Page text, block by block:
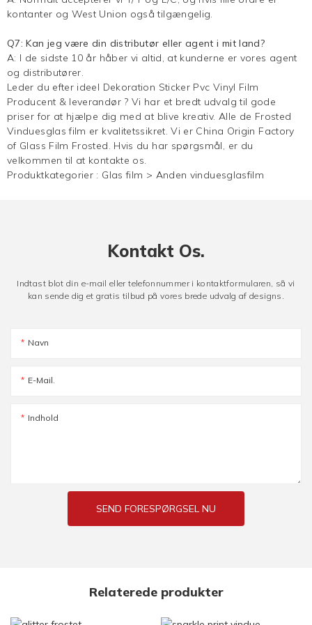
kontanter og West Union også tilgængelig.
Q7: Kan jeg være din distributør eller agent i mit land?
A: I de sidste 10 år håber vi altid, at kunderne er vores agent
og distributører.
Leder du efter ideel Dekoration Sticker Pvc Vinyl Film
Producent & leverandør ? Vi har et bredt udvalg til gode
priser for at hjælpe dig med at blive kreativ. Alle de Frosted
Vinduesglas film er kvalitetssikret. Vi er China Origin Factory
of Glass Film Frosted. Hvis du har spørgsmål, er du
velkommen til at kontakte os.
Produktkategorier : Glas film > Anden vinduesglasfilm
Kontakt Os.
Indtast blot din e-mail eller telefonnummer i kontaktformularen, så vi
kan sende dig et gratis tilbud på vores brede udvalg af designs.
Navn
E-Mail.
Indhold
SEND FORESPØRGSEL NU
Relaterede produkter